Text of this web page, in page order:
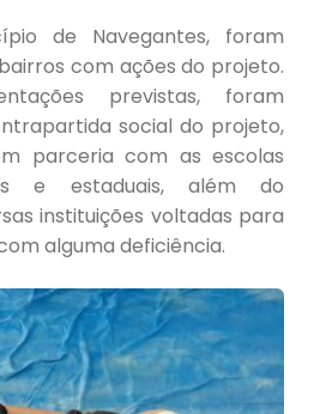
de Navegantes, foram
com ações do projeto.
previstas, foram
social do projeto,
parceria com as escolas
e estaduais, além do
instituições voltadas para
alguma deficiência.